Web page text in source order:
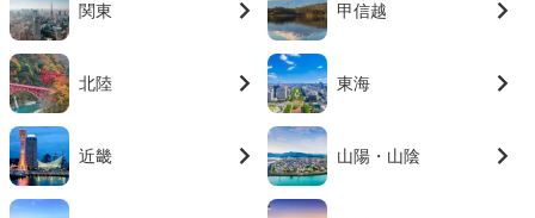
関東 甲信越
北陸 東海
近畿 山陽・山陰